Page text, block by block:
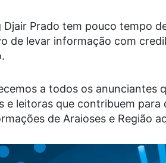
Djair Prado tem pouco tempo
de levar informação com
a todos os anunciantes
e leitoras que contribuem para
de Araioses e Região